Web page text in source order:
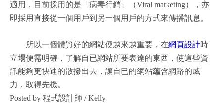
適用，目前採用的是「病毒行銷」（Viral marketing），亦
即採用直接從一個用戶到另一個用戶的方式來傳播訊息。
所以一個體質好的網站便越來越重要，在網頁設計時
立場便需明確，了解自已網站所要表達的東西，使這些資
訊能夠更快速的散撥出去，讓自已的網站蘊含網路的威
力，取得先機。
Posted by 程式設計師 / Kelly